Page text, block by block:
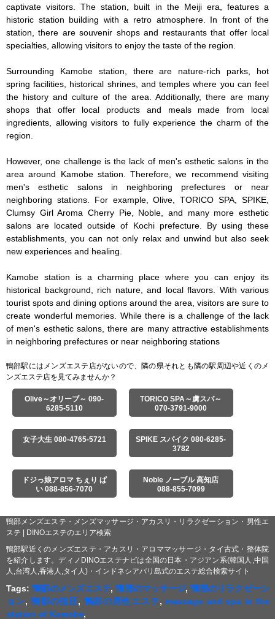
captivate visitors. The station, built in the Meiji era, features a
historic station building with a retro atmosphere. In front of the
station, there are souvenir shops and restaurants that offer local
specialties, allowing visitors to enjoy the taste of the region.
Surrounding Kamobe station, there are nature-rich parks, hot
spring facilities, historical shrines, and temples where you can feel
the history and culture of the area. Additionally, there are many
shops that offer local products and meals made from local
ingredients, allowing visitors to fully experience the charm of the
region.
However, one challenge is the lack of men's esthetic salons in the
area around Kamobe station. Therefore, we recommend visiting
men's esthetic salons in neighboring prefectures or near
neighboring stations. For example, Olive, TORICO SPA, SPIKE,
Clumsy Girl Aroma Cherry Pie, Noble, and many more esthetic
salons are located outside of Kochi prefecture. By using these
establishments, you can not only relax and unwind but also seek
new experiences and healing.
Kamobe station is a charming place where you can enjoy its
historical background, rich nature, and local flavors. With various
tourist spots and dining options around the area, visitors are sure to
create wonderful memories. While there is a challenge of the lack
of men's esthetic salons, there are many attractive establishments
in neighboring prefectures or near neighboring stations
鴨部駅にはメンズエステ店がないので、隣の県それとも隣の駅周辺や近くのメ
ンズエステ店を見てみませんか？
Olive～オリーブ～ 090-
6285-5110
TORICO SPA～虜スパ～
070-3791-9000
女子大生 080-4765-5721
SPIKE スパイク 080-6285-
3782
ドジっ娘アロマ ちぇり ぱ
い 088-856-7070
Noble ノーブル 高知店
088-855-7099
鴨部メンズエステ・メンズマッサージ・アカスリ・リラクゼーション・男性エ
ステ | DINOエステのエリア検索
鴨部駅近くのメンズエステ・アカスリ・アロママッサージ・タイ古式・整体院
を紹介します。ディノDINOエステナビは全国の日本・アジアン系(韓国人,中国
人,台湾人,香港人,タイ人)・インドネシアバリ島式のエステ総合検索サイト
Tags:鴨部のメンズエステ,鴨部のマッサージ,鴨部のリラクゼーシ
ョン,鴨部の指圧, 鴨部の男性エステ, massage and spa in the
station of Kamobe,